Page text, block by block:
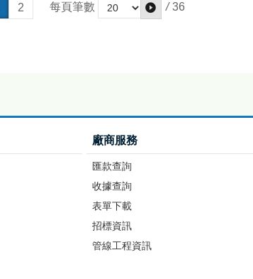
2 每頁筆數 / 36
廠商服務
匯款查詢
收據查詢
表單下載
招標資訊
管線工程資訊